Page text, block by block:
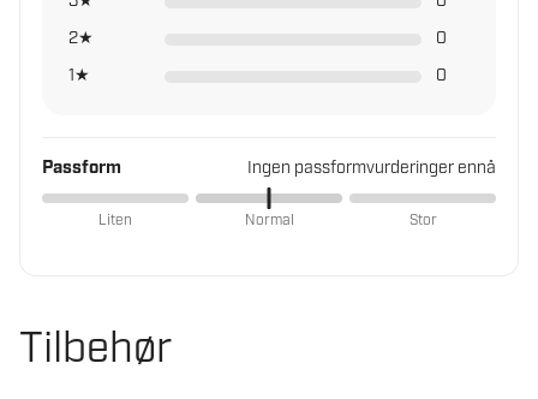
2★
0
1★
0
Passform Ingen passformvurderinger ennå
Liten Normal Stor
Tilbehør